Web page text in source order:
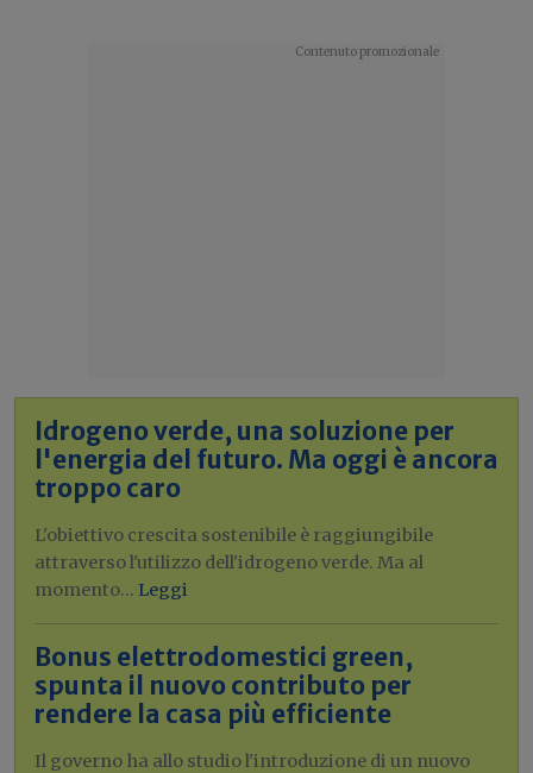
Idrogeno verde, una soluzione per
l'energia del futuro. Ma oggi è ancora
troppo caro
L'obiettivo crescita sostenibile è raggiungibile
attraverso l'utilizzo dell'idrogeno verde. Ma al
momento... Leggi
Bonus elettrodomestici green,
spunta il nuovo contributo per
rendere la casa più efficiente
Il governo ha allo studio l'introduzione di un nuovo